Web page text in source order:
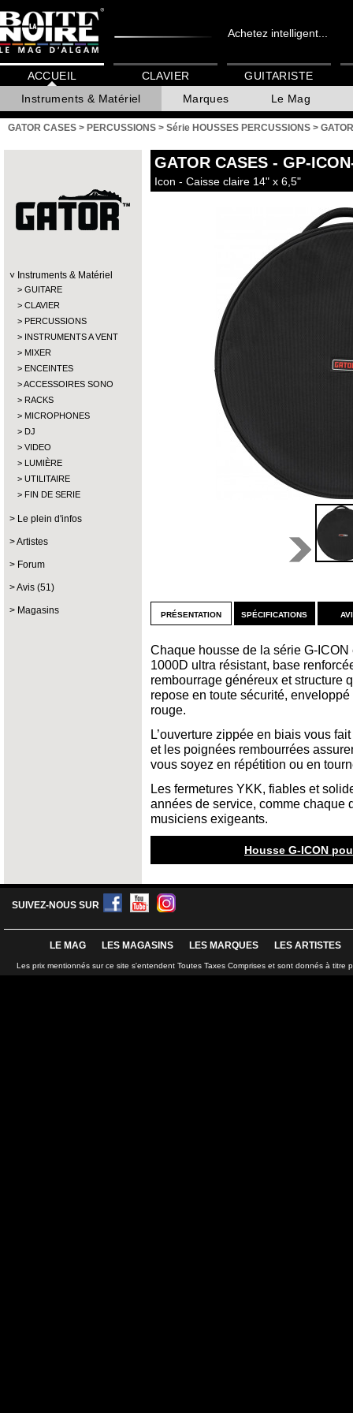
Achetez intelligent...
ACCUEIL
Instruments & Matériel
Marques Le Mag
CLAVIER GUITARISTE
GATOR CASES > PERCUSSIONS > Série HOUSSES PERCUSSIONS >
Instruments & Matériel
GUITARE
CLAVIER
PERCUSSIONS
INSTRUMENTS A VENT
MIXER
ENCEINTES
ACCESSOIRES SONO
RACKS
MICROPHONES
DJ
VIDEO
LUMIÈRE
UTILITAIRE
FIN DE SERIE
Le plein d'infos
Artistes
Forum
Avis (51)
Magasins
GATOR CASES - GP-
Icon - Caisse claire 14" x 6,5"
présentation
Chaque housse de la série G-
1000D ultra résistant, base
rembourrage généreux et structure
repose en toute sécurité,
rouge.
L’ouverture zippée en biais vous
et les poignées rembourrées
vous soyez en répétition ou en
Les fermetures YKK, fiables et
années de service, comme chaque
musiciens exigeants.
spécifications
Housse G-ICON
SUIVEZ-NOUS SUR
LE MAG LES MAGASINS LES MARQUES LES ARTISTES
Les prix mentionnés sur ce site s'entendent Toutes Taxes Comprises et sont donnés à